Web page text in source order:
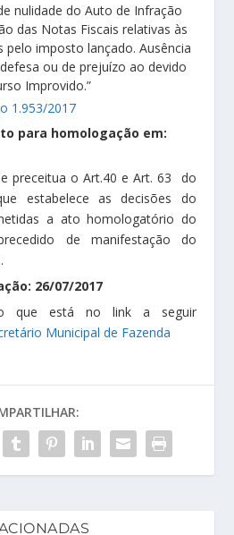
nulidade do Auto de Infração
das Notas Fiscais relativas às
pelo imposto lançado. Ausência
ou de prejuízo ao devido
Improvido.”
1.953/2017
para homologação em:
preceitua o Art.40 e Art. 63 do
estabelece as decisões do
a ato homologatório do
de manifestação do
26/07/2017
que está no link a seguir
Municipal de Fazenda